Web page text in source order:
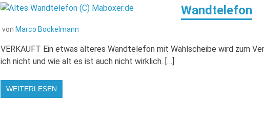
Wandtelefon
von Marco Bockelmann
VERKAUFT Ein etwas älteres Wandtelefon mit Wählscheibe wird zum
ich nicht und wie alt es ist auch nicht wirklich. […]
WEITERLESEN